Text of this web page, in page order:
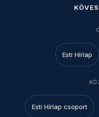
Esti Hírlap
Esti Hírlap csoport